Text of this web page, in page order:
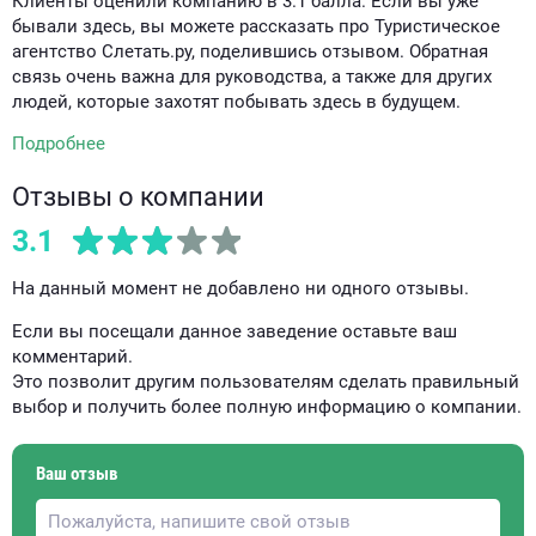
бывали здесь, вы можете рассказать про Туристическое
агентство Слетать.ру, поделившись отзывом. Обратная
связь очень важна для руководства, а также для других
людей, которые захотят побывать здесь в будущем.
Подробнее
Отзывы о компании
3.1
На данный момент не добавлено ни одного отзывы.
Если вы посещали данное заведение оставьте ваш
комментарий.
Это позволит другим пользователям сделать правильный
выбор и получить более полную информацию о компании.
Ваш отзыв